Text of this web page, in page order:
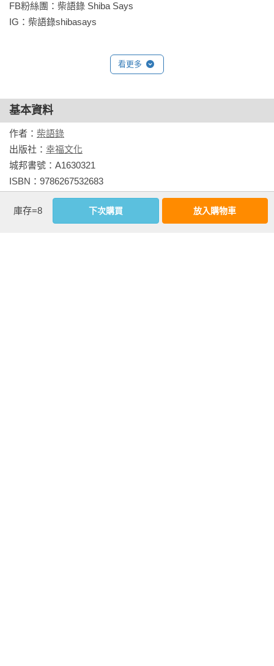
FB粉絲團：柴語錄 Shiba Says
IG：柴語錄shibasays
看更多
基本資料
作者： 柴語錄
出版社： 幸福文化
城邦書號：A1630321
ISBN：9786267532683
出版日期：2025-01-22
書系：富能量
庫存=8 下次購買 放入購物車